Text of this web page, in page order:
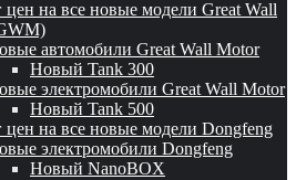
цен на все новые модели Great Wall
автомобили Great Wall Motor
Новый Tank 300
электромобили Great Wall Motor
Новый Tank 500
цен на все новые модели Dongfeng
электромобили Dongfeng
Новый NanoBOX